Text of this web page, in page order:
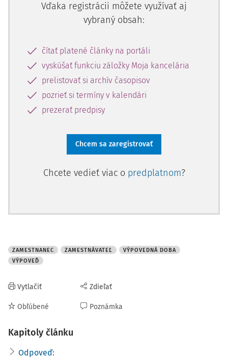
Vďaka registrácii môžete využívať aj
vybraný obsah:
čítať platené články na portáli
vyskúšať funkciu záložky Moja kancelária
prelistovať si archív časopisov
pozrieť si termíny v kalendári
prezerať predpisy
Chcem sa zaregistrovať
Chcete vedieť viac o predplatnom?
ZAMESTNANEC ZAMESTNÁVATEĽ
VÝPOVEDNÁ DOBA
VÝPOVEĎ
Vytlačiť
Obľúbené
Zdieľať
Poznámka
Kapitoly článku
Odpoveď: